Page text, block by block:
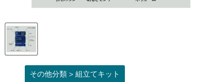
その他分類 > 組立てキット